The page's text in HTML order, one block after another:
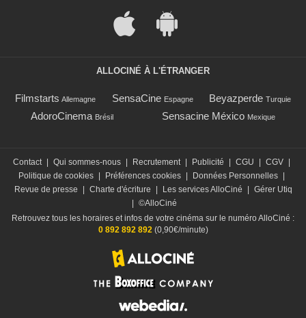
ALLOCINÉ À L'ÉTRANGER
Filmstarts Allemagne SensaCine Espagne Beyazperde Turquie
AdoroCinema Brésil Sensacine México Mexique
Contact Qui sommes-nous Recrutement Publicité CGU CGV
Politique de cookies
Préférences cookies Données Personnelles
Revue de presse
Charte d'écriture Les services AlloCiné
Gérer Utiq
©AlloCiné
Retrouvez tous les horaires et infos de votre cinéma sur le numéro AlloCiné :
0 892 892 892(0,90€/minute)